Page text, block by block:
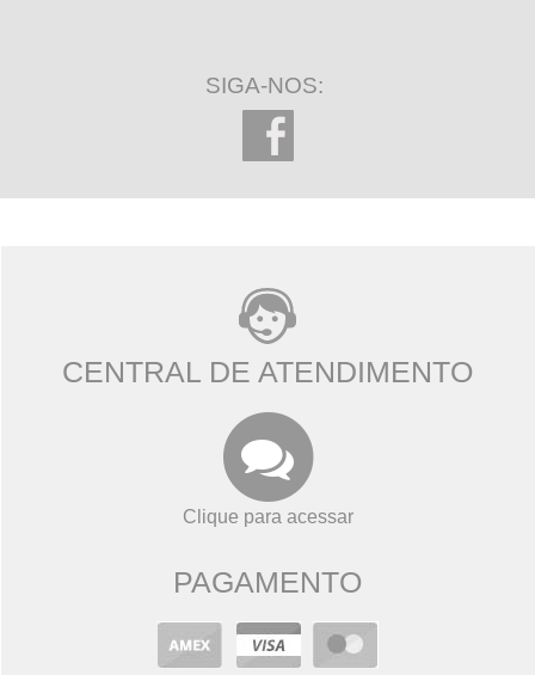
SIGA-NOS:
CENTRAL DE ATENDIMENTO
Clique para acessar
PAGAMENTO